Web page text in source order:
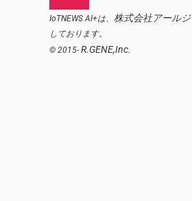
IoTNEWS AI+は、 株式会社アール
しております。
© 2015- R.GENE,Inc.